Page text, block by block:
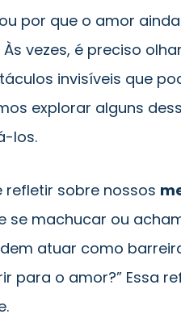
por que o amor
vezes, é preciso
invisíveis que
explorar alguns
los.
refletir sobre nossos
se machucar ou
atuar como
para o amor?” Essa